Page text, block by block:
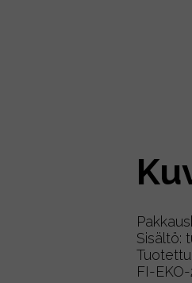
Sisältö:
Tuotettu
FI-EKO-